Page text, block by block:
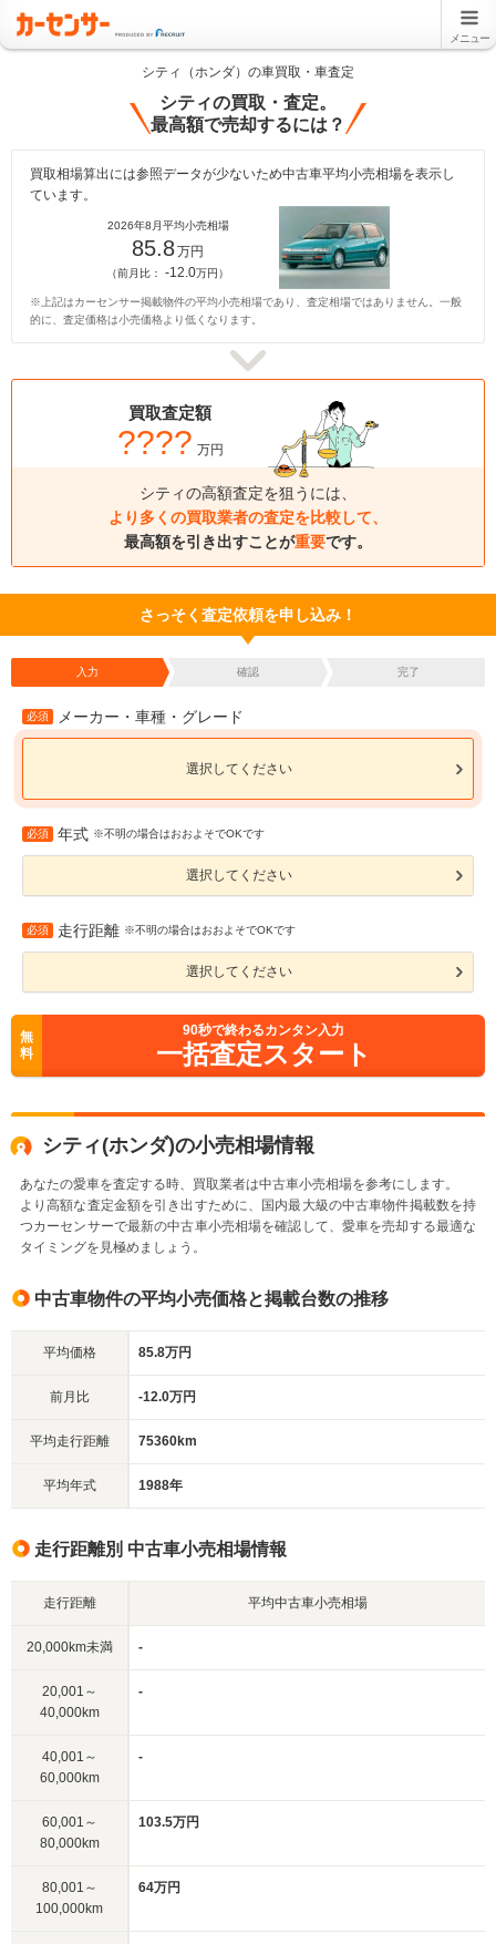
メニュー
シティ（ホンダ）の車買取・車査定
シティの買取・査定。
最高額で売却するには？
買取相場算出には参照データが少ないため中古車平均小売相場を表示し
ています。
2026年8月平均小売相場
85.8万円
（前月比：-12.0万円）
※上記はカーセンサー掲載物件の平均小売相場であり、査定相場ではありません。一般
的に、査定価格は小売価格より低くなります。
買取査定額
???? 万円
シティの高額査定を狙うには、
より多くの買取業者の査定を比較して、
最高額を引き出すことが重要です。
さっそく査定依頼を申し込み！
入力 確認 完了
必須 メーカー・車種・グレード
選択してください
必須 年式 ※不明の場合はおおよそでOKです
選択してください
必須 走行距離 ※不明の場合はおおよそでOKです
選択してください
無
料
90秒で終わるカンタン入力
一括査定スタート
シティ(ホンダ)の小売相場情報
あなたの愛車を査定する時、買取業者は中古車小売相場を参考にします。
より高額な査定金額を引き出すために、国内最大級の中古車物件掲載数を持
つカーセンサーで最新の中古車小売相場を確認して、愛車を売却する最適な
タイミングを見極めましょう。
中古車物件の平均小売価格と掲載台数の推移
平均価格 85.8万円
前月比 -12.0万円
平均走行距離 75360km
平均年式 1988年
走行距離別 中古車小売相場情報
走行距離 平均中古車小売相場
20,000km未満 -
20,001～
40,000km
-
40,001～
60,000km
-
60,001～
80,000km
103.5万円
80,001～
100,000km
64万円